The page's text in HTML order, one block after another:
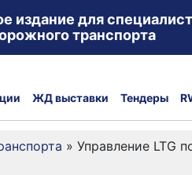
издание для
транспорта
ЖД выставки Тендеры
» Управление LTG